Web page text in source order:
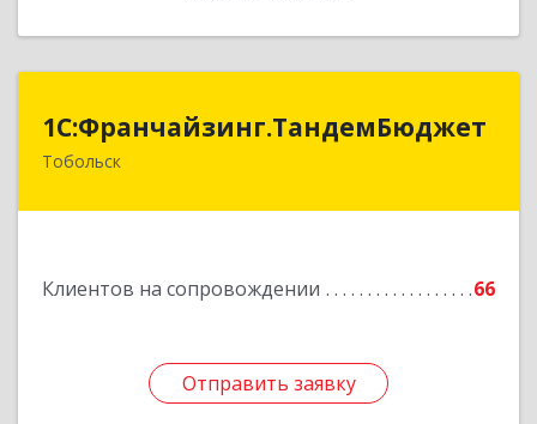
1С:Франчайзинг.ТандемБюджет
Тобольск
Клиентов на сопровождении 66
Отправить заявку
1С:Франчайзинг.ТандемБюджет
Отправить заявку